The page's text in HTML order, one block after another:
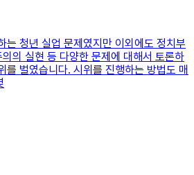
는 청년 실업 문제였지만 이외에도 정치부
의 실현 등 다양한 문제에 대해서 토론하
를 벌였습니다. 시위를 진행하는 방법도 매